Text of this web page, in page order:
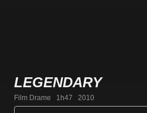
LEGENDARY
Film Drame   1h47   2010